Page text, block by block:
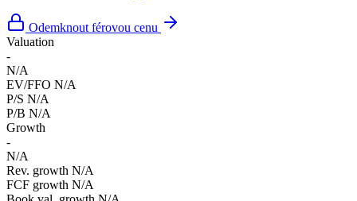
Odemknout férovou cenu
Valuation
-
N/A
EV/FFO N/A
P/S N/A
P/B N/A
Growth
-
N/A
Rev. growth N/A
FCF growth N/A